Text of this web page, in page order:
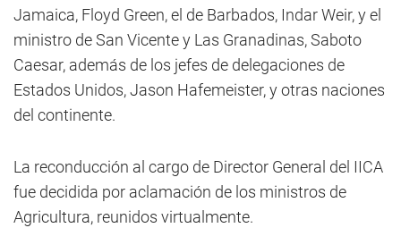
Jamaica, Floyd Green, el de Barbados, Indar Weir, y el
ministro de San Vicente y Las Granadinas, Saboto
Caesar, además de los jefes de delegaciones de
Estados Unidos, Jason Hafemeister, y otras naciones
del continente.
La reconducción al cargo de Director General del IICA
fue decidida por aclamación de los ministros de
Agricultura, reunidos virtualmente.